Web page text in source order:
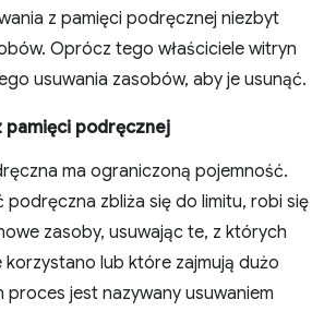
z pamięci podręcznej niezbyt
Oprócz tego właściciele witryn
usuwania zasobów, aby je usunąć.
pamięci podręcznej
ma ograniczoną pojemność.
podręczna zbliża się do limitu, robi się
zasoby, usuwając te, z których
lub które zajmują dużo
proces jest nazywany usuwaniem